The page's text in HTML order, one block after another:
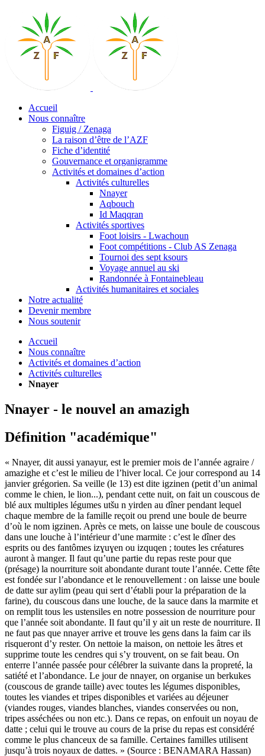
Accueil
Nous connaître
Figuig / Zenaga
La raison d’être de l’AZF
Fiche d’identité
Gouvernance et organigramme
Activités et domaines d’action
Activités culturelles
Nnayer
Aqbouch
Id Maqqran
Activités sportives
Foot loisirs - Lwachoun
Foot compétitions - Club AS Zenaga
Tournoi des sept ksours
Voyage annuel au ski
Randonnée à Fontainebleau
Activités humanitaires et sociales
Notre actualité
Devenir membre
Nous soutenir
Accueil
Nous connaître
Activités et domaines d’action
Activités culturelles
Nnayer
Nnayer - le nouvel an amazigh
Définition "académique"
« Nnayer, dit aussi yanayur, est le premier mois de l’année agraire /
amazighe et c’est le milieu de l’hiver local. Ce jour correspond au 14
janvier grégorien. Sa veille (le 13) est dite igzinen (petit d’un animal
comme le chien, le lion...), pendant cette nuit, on fait un couscous de
blé aux multiples légumes utšu n yirden au dîner pendant lequel
chaque membre de la famille reçoit ou prend une boule de beurre
d’où le nom igzinen. Après ce mets, on laisse une boule de couscous
dans une louche à l’intérieur d’une marmite : c’est le dîner des
esprits ou des fantômes izɣuɣen ou izquqen ; toutes les créatures
auront à manger. Il faut qu’une partie du repas reste pour que
(présage) la nourriture soit abondante durant toute l’année. Cette fête
est fondée sur l’abondance et le renouvellement : on laisse une boule
de datte sur aylim (peau qui sert d’établi pour la préparation de la
farine), du couscous dans une louche, de la sauce dans la marmite et
on remplit tous les ustensiles en notre possession de nourriture pour
que l’année soit abondante. Il faut qu’il y ait un reste de nourriture. Il
ne faut pas que nnayer arrive et trouve les gens dans la faim car ils
risqueront d’y rester. On nettoie la maison, on nettoie les âtres et
supprime toute les cendres qui s’y trouvent, on se fait beau. On
enterre l’année passée pour célébrer la suivante dans la propreté, la
satiété et l’abondance. Le jour de nnayer, on organise un berkukes
(couscous de grande taille) avec toutes les légumes disponibles,
toutes les viandes et tripes disponibles et variées au déjeuner
(viandes rouges, viandes blanches, viandes conservées ou non,
tripes asséchées ou non etc.). Dans ce repas, on enfouit un noyau de
datte ; celui qui le trouve au cours de la prise du repas est considéré
comme le plus chanceux de sa famille. Certaines familles utilisent
jusqu’à trois noyaux de dattes. » (Source : BENAMARA Hassan)